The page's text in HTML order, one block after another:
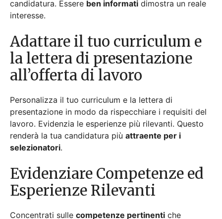
selezionatori.
Evidenziare Competenze ed
Esperienze Rilevanti
Concentrati sullecompetenze pertinenti
corrispondono alla descrizione del lavoro. Utilizza
esempi specifici dalla tua esperienza. Questo
dimostra la tua capacità e idoneità per il ruolo.
Assicurati che questi punti siano chiari concisi
Seguire lo Stato della Tua
Candidatura
Dopo aver inviato la tua candidatura, fai un follow-up
per mostrare il tuo interesse continuativo. Una
educata
o una chiamata possono fare la differenza.